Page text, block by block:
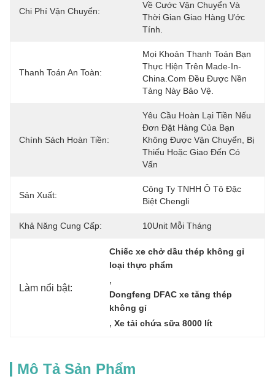
Chi Phí Vận Chuyển:
Về Cước Vận Chuyển Và
Thời Gian Giao Hàng Ước
Tính.
Thanh Toán An Toàn:
Mọi Khoản Thanh Toán Bạn
Thực Hiện Trên Made-In-
China.com Đều Được Nền
Tảng Này Bảo Vệ.
Chính Sách Hoàn Tiền:
Yêu Cầu Hoàn Lại Tiền Nếu
Đơn Đặt Hàng Của Bạn
Không Được Vận Chuyển, Bị
Thiếu Hoặc Giao Đến Có
Vấn
Sản Xuất:
Công Ty TNHH Ô Tô Đặc
Biệt Chengli
Khả Năng Cung Cấp: 10Unit Mỗi Tháng
Làm nổi bật:
Chiếc xe chở dầu thép không gỉ
loại thực phẩm
,
Dongfeng DFAC xe tăng thép
không gỉ
, Xe tải chứa sữa 8000 lít
Mô Tả Sản Phẩm